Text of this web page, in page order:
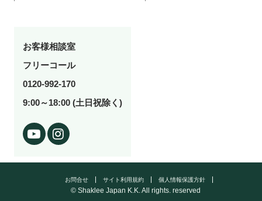
お客様相談室
フリーコール
0120-992-170
9:00～18:00 (土日祝除く)
お問合せ サイト利用規約 個人情報保護方針
© Shaklee Japan K.K. All rights. reserved